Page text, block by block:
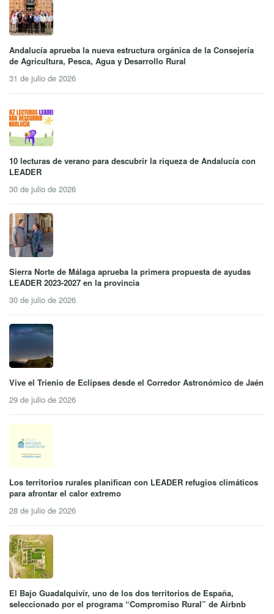
Andalucía aprueba la nueva estructura orgánica de la Consejería
de Agricultura, Pesca, Agua y Desarrollo Rural
31 de julio de 2026
10 lecturas de verano para descubrir la riqueza de Andalucía con
LEADER
30 de julio de 2026
Sierra Norte de Málaga aprueba la primera propuesta de ayudas
LEADER 2023-2027 en la provincia
30 de julio de 2026
Vive el Trienio de Eclipses desde el Corredor Astronómico de Jaén
29 de julio de 2026
Los territorios rurales planifican con LEADER refugios climáticos
para afrontar el calor extremo
28 de julio de 2026
El Bajo Guadalquivir, uno de los dos territorios de España,
seleccionado por el programa “Compromiso Rural” de Airbnb